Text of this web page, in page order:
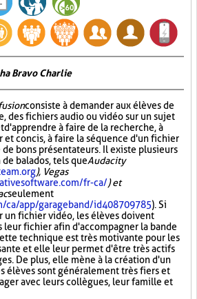
Bravo Charlie
consiste à demander aux élèves de
des fichiers audio ou vidéo sur un sujet
d'apprendre à faire de la recherche, à
concis, à faire la séquence d'un fichier
bons présentateurs. Il existe plusieurs
balados, tels queAudacity
), Vegas
fr-ca/) et
seulement
ca/app/garageband/id408709785). Si
un fichier vidéo, les élèves doivent
leur fichier afin d'accompagner la bande
technique est très motivante pour les
et elle leur permet d'être très actifs
De plus, elle mène à la création d'un
élèves sont généralement très fiers et
avec leurs collègues, leur famille et